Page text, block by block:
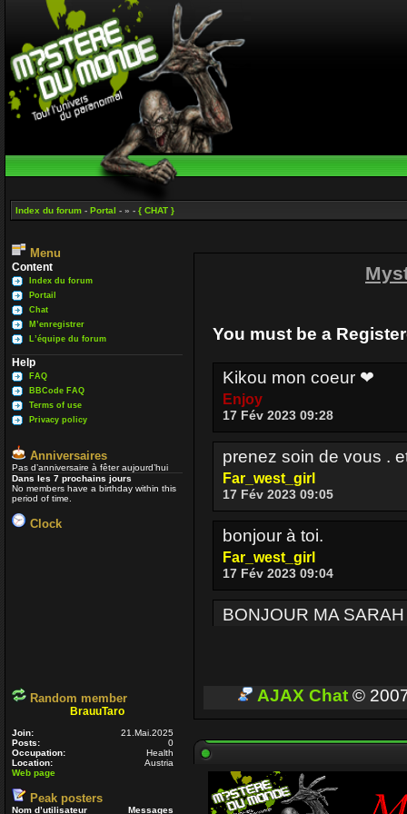
Index du forum - Portal - » - { CHAT }
Menu
Content
Index du forum
Portail
Chat
M’enregistrer
L’équipe du forum
Help
FAQ
BBCode FAQ
Terms of use
Privacy policy
Anniversaires
Pas d’anniversaire à fêter aujourd’hui
Dans les 7 prochains jours
No members have a birthday within this
period of time.
Clock
Random member
BrauuTaro
Join:
21.Mai.2025
Posts:
0
Occupation:
Health
Location:
Austria
Web page
Peak posters
Nom d’utilisateur
Messages
You must be a
Kikou mon coeur ❤
Enjoy
17 Fév 2023 09:28
prenez soin de vous .
Far_west_girl
17 Fév 2023 09:05
bonjour à toi.
Far_west_girl
17 Fév 2023 09:04
BONJOUR MA SARAH
BONJOUR A TOUT
Enjoy
Je passe parfois
Un
voir si ceux qui sont
AJAX Chat ©